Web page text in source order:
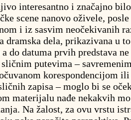
interesantno i značajno
scene nanovo oživele,
i iz sasvim neočekivanih
dramska dela, prikazivana u
do datuma prvih predstava
putevima –
korespondencijom
zapisa – moglo bi se
materijalu nađe nekakvih
Na žalost, za ovu vrstu